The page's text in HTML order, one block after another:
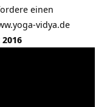
einen
vidya.de